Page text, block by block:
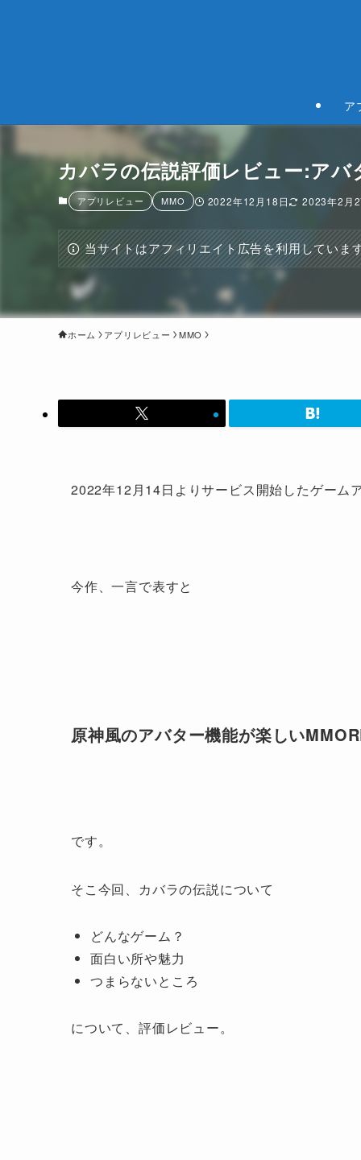
ア
カバラの伝説評価レビュー:ア
アプリレビュー MMO 2022年12月18日 2023年2月
当サイトはアフィリエイト広告を利用していま
ホーム アプリレビュー MMO
2022年12月14日よりサービス開始したゲーム
今作、一言で表すと
原神風のアバター機能が楽しい
です。
そこ今回、カバラの伝説について
どんなゲーム？
面白い所や魅力
つまらないところ
について、評価レビュー。